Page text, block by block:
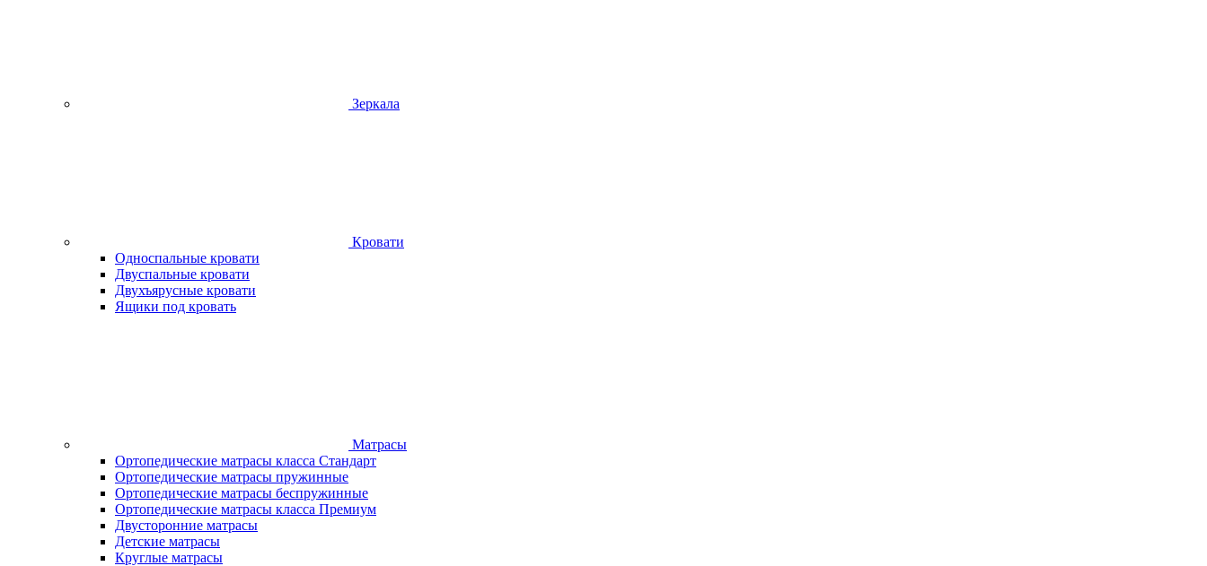
Зеркала
Кровати
Односпальные кровати
Двуспальные кровати
Двухъярусные кровати
Ящики под кровать
Матрасы
Ортопедические матрасы класса Стандарт
Ортопедические матрасы пружинные
Ортопедические матрасы беспружинные
Ортопедические матрасы класса Премиум
Двусторонние матрасы
Детские матрасы
Круглые матрасы